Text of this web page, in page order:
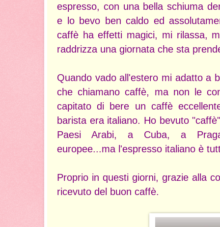
espresso, con una bella schiuma
e lo bevo ben caldo ed
caffè ha effetti magici, mi rilassa,
raddrizza una giornata che sta
Quando vado all'estero mi adatto a
che chiamano caffè, ma non le
capitato di bere un caffè
barista era italiano. Ho bevuto
Paesi Arabi, a Cuba, a
europee...ma l'espresso italiano è
Proprio in questi giorni, grazie alla
ricevuto del buon caffè.